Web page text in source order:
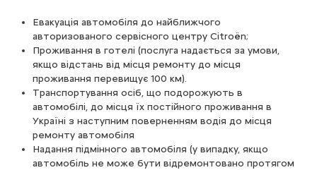
Евакуація автомобіля до найближчого
авторизованого сервісного центру Citroёn;
Проживання в готелі (послуга надається за умови,
якщо відстань від місця ремонту до місця
проживання перевищує 100 км).
Транспортування осіб, що подорожують в
автомобілі, до місця їх постійного проживання в
Україні з наступним поверненням водія до місця
ремонту автомобіля
Надання підмінного автомобіля (у випадку, якщо
автомобіль не може бути відремонтовано протягом